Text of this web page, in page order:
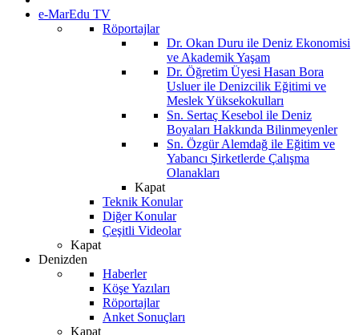
e-MarEdu TV
Röportajlar
Dr. Okan Duru ile Deniz Ekonomisi
ve Akademik Yaşam
Dr. Öğretim Üyesi Hasan Bora
Usluer ile Denizcilik Eğitimi ve
Meslek Yüksekokulları
Sn. Sertaç Kesebol ile Deniz
Boyaları Hakkında Bilinmeyenler
Sn. Özgür Alemdağ ile Eğitim ve
Yabancı Şirketlerde Çalışma
Olanakları
Kapat
Teknik Konular
Diğer Konular
Çeşitli Videolar
Kapat
Denizden
Haberler
Köşe Yazıları
Röportajlar
Anket Sonuçları
Kapat